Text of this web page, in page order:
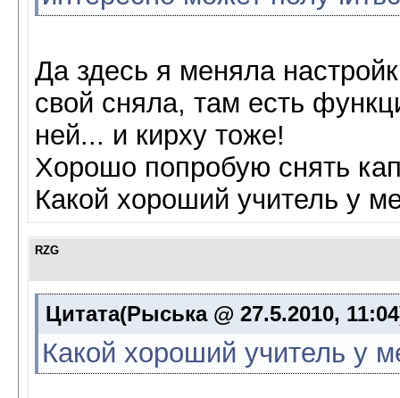
Да здесь я меняла
свой сняла, там есть
ней... и кирху тоже!
Хорошо попробую снять
Какой хороший учитель у
RZG
Цитата(Рыська @ 27.5.2010,
Какой хороший учитель у